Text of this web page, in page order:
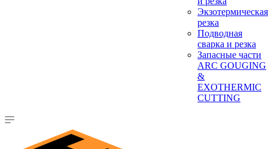
Экзотермическая
резка
Подводная
сварка и резка
Запасные части
ARC GOUGING
&
EXOTHERMIC
CUTTING